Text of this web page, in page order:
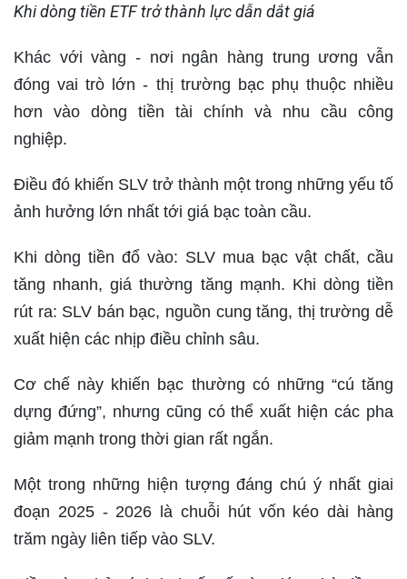
Khi dòng tiền ETF trở thành lực dẫn dắt giá
Khác với vàng - nơi ngân hàng trung ương vẫn
đóng vai trò lớn - thị trường bạc phụ thuộc nhiều
hơn vào dòng tiền tài chính và nhu cầu công
nghiệp.
Điều đó khiến SLV trở thành một trong những yếu tố
ảnh hưởng lớn nhất tới giá bạc toàn cầu.
Khi dòng tiền đổ vào: SLV mua bạc vật chất, cầu
tăng nhanh, giá thường tăng mạnh. Khi dòng tiền
rút ra: SLV bán bạc, nguồn cung tăng, thị trường dễ
xuất hiện các nhịp điều chỉnh sâu.
Cơ chế này khiến bạc thường có những “cú tăng
dựng đứng”, nhưng cũng có thể xuất hiện các pha
giảm mạnh trong thời gian rất ngắn.
Một trong những hiện tượng đáng chú ý nhất giai
đoạn 2025 - 2026 là chuỗi hút vốn kéo dài hàng
trăm ngày liên tiếp vào SLV.